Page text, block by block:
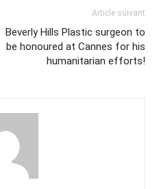
Article suivant
Beverly Hills Plastic surgeon to
be honoured at Cannes for his
humanitarian efforts!